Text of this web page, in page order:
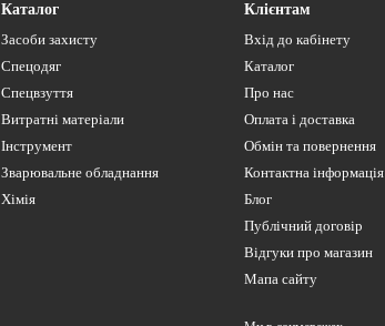
Каталог
Засоби захисту
Спецодяг
Спецвзуття
Витратні матеріали
Інструмент
Зварювальне обладнання
Хімія
Клієнтам
Вхід до кабінету
Каталог
Про нас
Оплата і доставка
Обмін та повернення
Контактна інформація
Блог
Публічний договір
Відгуки про магазин
Мапа сайту